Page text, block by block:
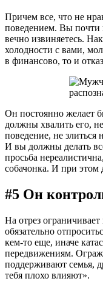
Причем все, что не
поведением. Вы почти
вечно извиняетесь.
холодности с вами,
в финансово, то и
Он постоянно желает
должны хвалить его,
поведение, не злиться
И вы должны делать
просьба
собачонка. И при
#5 Он
На отрез
обязательно
кем-то еще, иначе
передвижениям.
поддерживают семья,
тебя плохо влияют».